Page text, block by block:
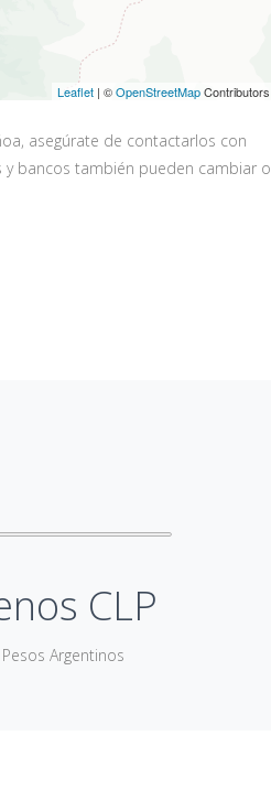
Leaflet | ©OpenStreetMapContributors
asegúrate de contactarlos con
bancos también pueden cambiar o
CLP
Pesos Argentinos